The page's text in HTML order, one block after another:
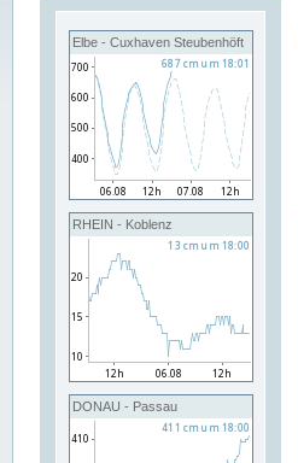
Elbe - Cuxhaven Steubenhöft
RHEIN - Koblenz
DONAU - Passau